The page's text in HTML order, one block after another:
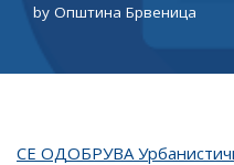
by Општина Брвеница
СЕ ОДОБРУВА